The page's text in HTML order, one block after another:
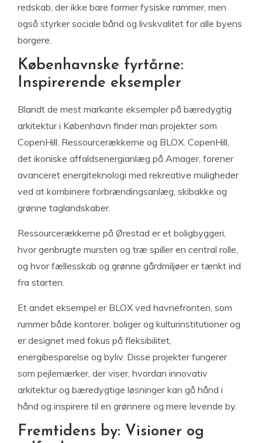
redskab, der ikke bare former fysiske rammer, men
også styrker sociale bånd og livskvalitet for alle byens
borgere.
Københavnske fyrtårne:
Inspirerende eksempler
Blandt de mest markante eksempler på bæredygtig
arkitektur i København finder man projekter som
CopenHill, Ressourcerækkerne og BLOX. CopenHill,
det ikoniske affaldsenergianlæg på Amager, forener
avanceret energiteknologi med rekreative muligheder
ved at kombinere forbrændingsanlæg, skibakke og
grønne taglandskaber.
Ressourcerækkerne på Ørestad er et boligbyggeri,
hvor genbrugte mursten og træ spiller en central rolle,
og hvor fællesskab og grønne gårdmiljøer er tænkt ind
fra starten.
Et andet eksempel er BLOX ved havnefronten, som
rummer både kontorer, boliger og kulturinstitutioner og
er designet med fokus på fleksibilitet,
energibesparelse og byliv. Disse projekter fungerer
som pejlemærker, der viser, hvordan innovativ
arkitektur og bæredygtige løsninger kan gå hånd i
hånd og inspirere til en grønnere og mere levende by.
Fremtidens by: Visioner og